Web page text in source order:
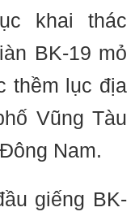
khai thác
BK-19 mỏ
thềm lục địa
Vũng Tàu
Nam.
giếng BK-